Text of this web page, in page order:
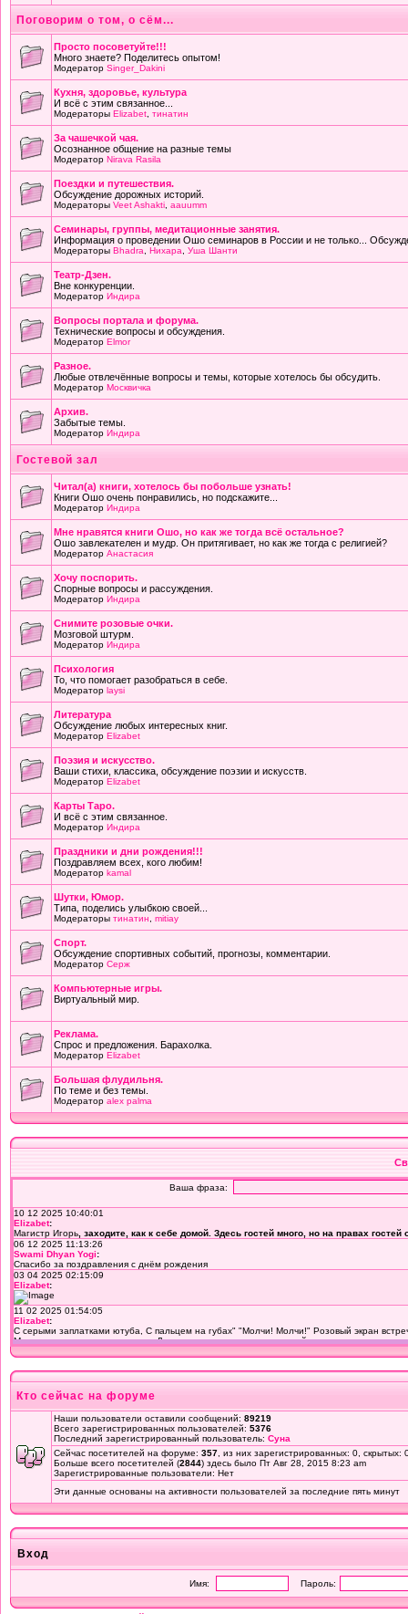
Поговорим о том, о сём...
Просто посоветуйте!!!
Много знаете? Поделитесь опытом!
Модератор Singer_Dakini
Кухня, здоровье, культура
И всё с этим связанное...
Модераторы Elizabet тинатин
За чашечкой чая.
Осознанное общение на разные темы
Модератор Nirava Rasila
Поездки и путешествия.
Обсуждение дорожных историй.
Модераторы Veet Ashakti aauumm
Семинары, группы, медитационные занятия.
Информация о проведении Ошо семинаров в России и не только...
Модераторы Bhadra Нихара Уша Шанти
Театр-Дзен.
Вне конкуренции.
Модератор Индира
Вопросы портала и форума.
Технические вопросы и обсуждения.
Модератор Elmor
Разное.
Любые отвлечённые вопросы и темы, которые хотелось бы обсудить.
Модератор Москвичка
Архив.
Забытые темы.
Модератор Индира
Гостевой зал
Читал(а) книги, хотелось бы побольше узнать!
Книги Ошо очень понравились, но подскажите...
Модератор Индира
Мне нравятся книги Ошо, но как же тогда всё остальное?
Ошо завлекателен и мудр. Он притягивает, но как же тогда с религией?
Модератор Анастасия
Хочу поспорить.
Спорные вопросы и рассуждения.
Модератор Индира
Снимите розовые очки.
Мозговой штурм.
Модератор Индира
Психология
То, что помогает разобраться в себе.
Модератор laysi
Литература
Обсуждение любых интересных книг.
Модератор Elizabet
Поэзия и искусство.
Ваши стихи, классика, обсуждение поэзии и искусств.
Модератор Elizabet
Карты Таро.
И всё с этим связанное.
Модератор Индира
Праздники и дни рождения!!!
Поздравляем всех, кого любим!
Модератор kamal
Шутки, Юмор.
Типа, поделись улыбкою своей...
Модераторы тинатин mitiay
Cпорт.
Обсуждение спортивных событий, прогнозы, комментарии.
Модератор Серж
Компьютерные игры.
Виртуальный мир.
Реклама.
Спрос и предложения. Барахолка.
Модератор Elizabet
Большая флудильня.
По теме и без темы.
Модератор alex palma
Кто сейчас на форуме
Наши пользователи оставили сообщений: 89219
Всего зарегистрированных пользователей: 5376
Последний зарегистрированный пользователь: Суна
Сейчас посетителей на форуме: 357 , из них зарегистрированных: 0,
Больше всего посетителей (2844) здесь было Пт Авг 28, 2015 8:23 am
Зарегистрированные пользователи: Нет
Эти данные основаны на активности пользователей за последние пять минут
Вход
Имя: Пароль: